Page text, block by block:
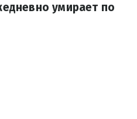
умирает по